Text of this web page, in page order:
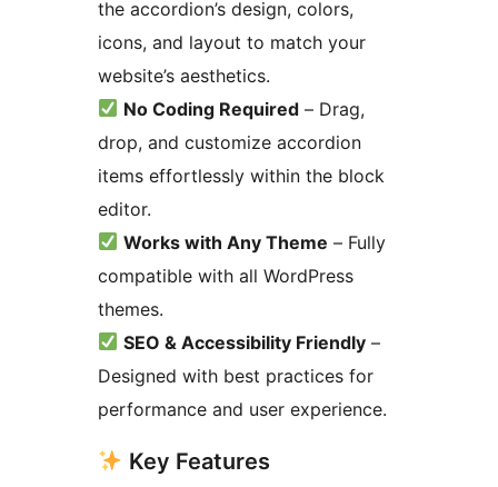
the accordion’s design, colors,
icons, and layout to match your
website’s aesthetics.
No Coding Required – Drag,
drop, and customize accordion
items effortlessly within the block
editor.
Works with Any Theme – Fully
compatible with all WordPress
themes.
SEO & Accessibility Friendly –
Designed with best practices for
performance and user experience.
Key Features